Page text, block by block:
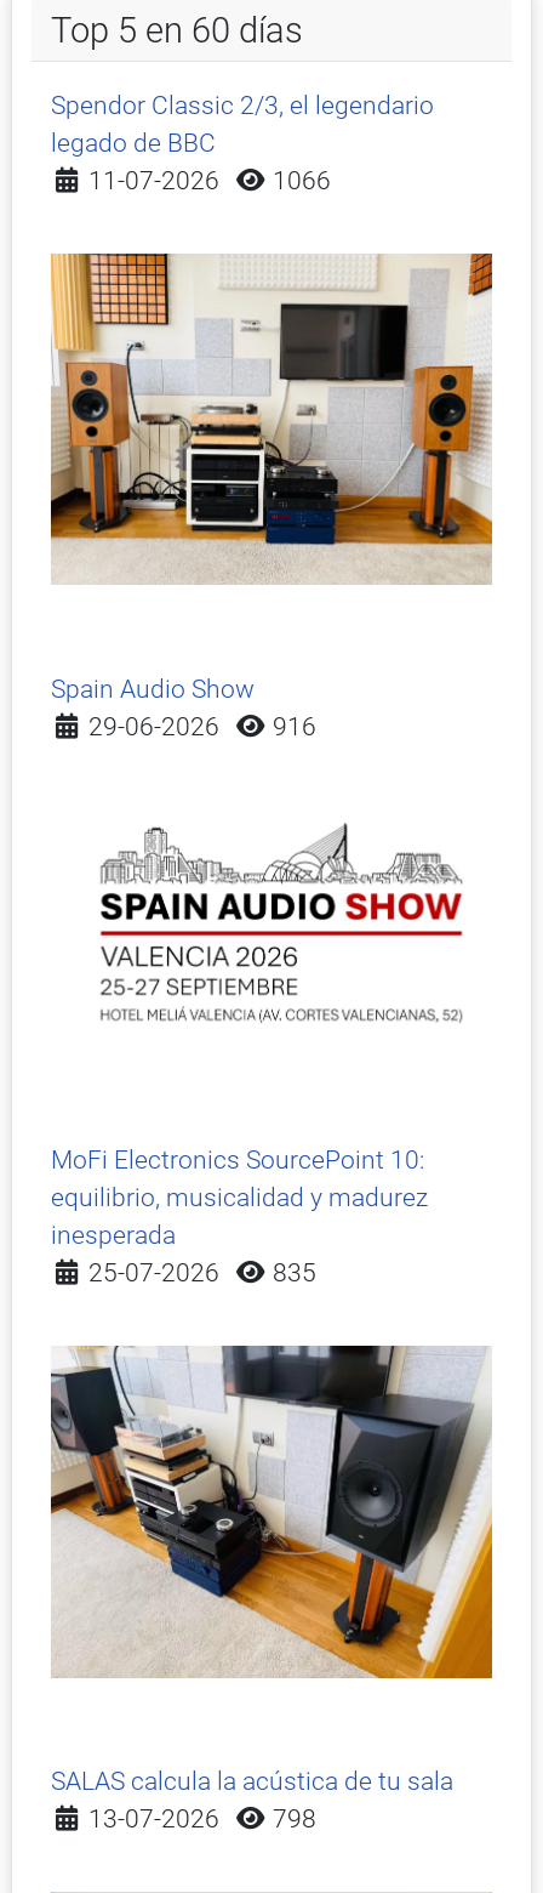
Top 5 en 60 días
Spendor Classic 2/3, el legendario
legado de BBC
Detalles
11-07-2026 1066
Spain Audio Show
Detalles
29-06-2026 916
MoFi Electronics SourcePoint 10:
equilibrio, musicalidad y madurez
inesperada
Detalles
25-07-2026 835
SALAS calcula la acústica de tu sala
Detalles
13-07-2026 798